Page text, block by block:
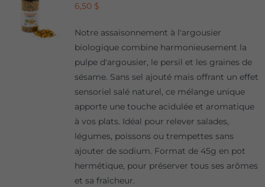
6,50 $
Notre assaisonnement à l'argousier
biologique combine harmonieusement la
pulpe d'argousier, le persil et les graines de
sésame. Sans sel ajouté mais offrant un effet
sensoriel salé naturel, ce mélange unique
apporte une touche acidulée et aromatique
à vos plats. Idéal pour relever salades,
légumes, poissons ou trempettes sans
ajouter de sodium. Format de 45g en pot
hermétique, pour préserver tous ses arômes
et sa fraîcheur.